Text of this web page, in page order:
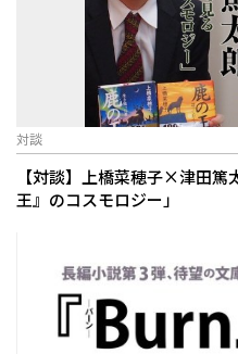
対談
【対談】上橋菜穂子×津田
王』のコスモロジー」